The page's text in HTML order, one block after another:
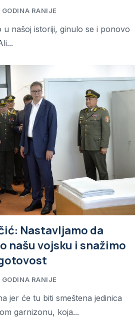
GODINA RANIJE
našoj istoriji, ginulo se i ponovo
Nastavljamo da
našu vojsku i snažimo
GODINA RANIJE
jer će tu biti smeštena jedinica
garnizonu, koja...